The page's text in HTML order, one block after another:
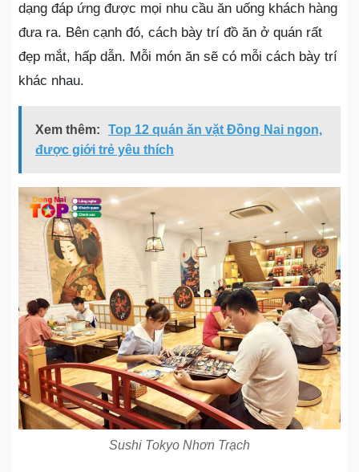
dạng đáp ứng được mọi nhu cầu ăn uống khách hàng
đưa ra. Bên cạnh đó, cách bày trí đồ ăn ở quán rất
đẹp mắt, hấp dẫn. Mỗi món ăn sẽ có mỗi cách bày trí
khác nhau.
Xem thêm:
Top 12 quán ăn vặt Đồng Nai ngon,
được giới trẻ yêu thích
Sushi Tokyo Nhơn Trạch